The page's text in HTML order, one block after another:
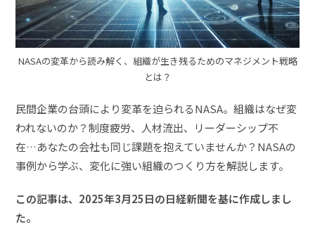
NASAの変革から読み解く、組織が生き残るためのマネジメント戦略
とは？
民間企業の台頭により変革を迫られるNASA。組織はなぜ変
われないのか？制度疲労、人材流出、リーダーシップ不
在…あなたの会社も同じ課題を抱えていませんか？NASAの
事例から学ぶ、変化に強い組織のつくり方を解説します。
この記事は、2025年3月25日の日経新聞を基に作成しまし
た。